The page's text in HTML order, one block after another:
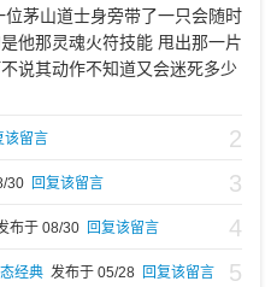
茅山道士身旁带了一只会随时
他那灵魂火符技能 甩出那一片
说其动作不知道又会迷死多少
2
该留言
3
30 回复该留言
4
布于 08/30 回复该留言
5
经典 发布于 05/28 回复该留言